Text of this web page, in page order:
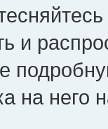
и
на него